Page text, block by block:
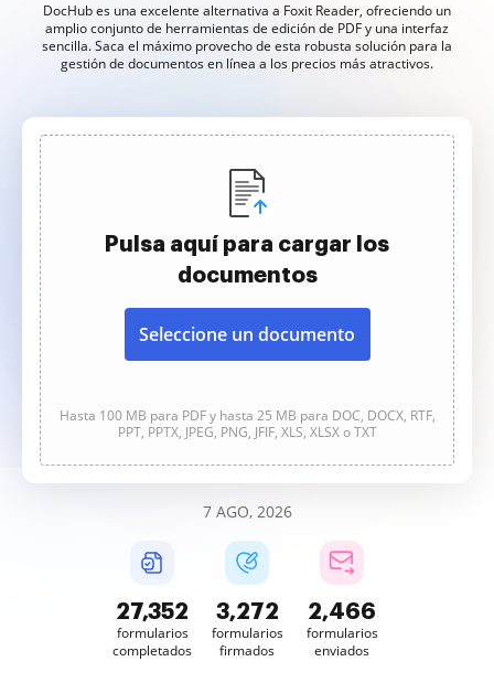
DocHub es una excelente alternativa a Foxit Reader, ofreciendo un
amplio conjunto de herramientas de edición de PDF y una interfaz
sencilla. Saca el máximo provecho de esta robusta solución para la
gestión de documentos en línea a los precios más atractivos.
Pulsa aquí para cargar los
documentos
Seleccione un documento
Hasta 100 MB para PDF y hasta 25 MB para DOC, DOCX, RTF,
PPT, PPTX, JPEG, PNG, JFIF, XLS, XLSX o TXT
7 AGO, 2026
27,353
formularios
completados
3,273
formularios
firmados
2,466
formularios
enviados